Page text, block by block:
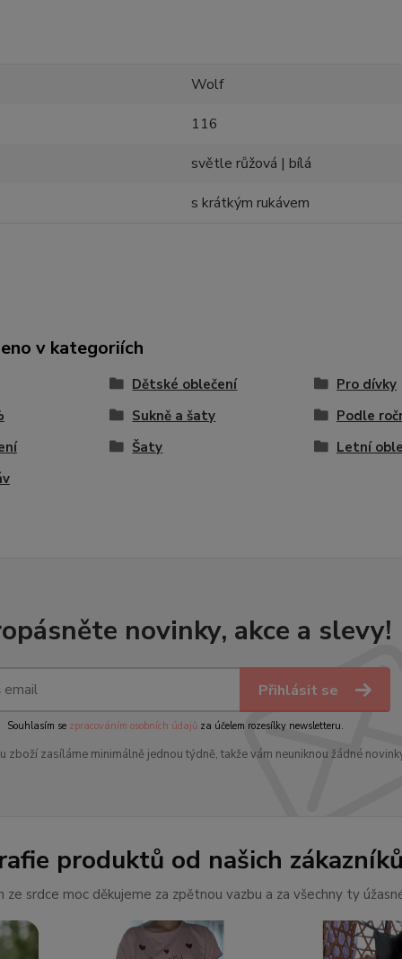
Wolf
116
světle růžová | bílá
s krátkým rukávem
v kategoriích
Dětské oblečení Pro dívky
Sukně a šaty Podle
Šaty Letní
novinky, akce a slevy!
Přihlásit se
Souhlasím se zpracováním osobních údajů za účelem rozesílky newsletteru.
zboží zasíláme minimálně jednou týdně, takže vám neuniknou žádné
produktů od našich zákazníků
ze srdce moc děkujeme za zpětnou vazbu a za všechny ty